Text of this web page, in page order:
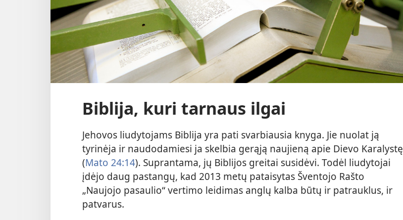
Biblija, kuri tarnaus ilgai
Jehovos liudytojams Biblija yra pati svarbiausia knyga. Jie nuolat ją
tyrinėja ir naudodamiesi ja skelbia gerąją naujieną apie Dievo Karalystę
(Mato 24:14). Suprantama, jų Biblijos greitai susidėvi. Todėl liudytojai
įdėjo daug pastangų, kad 2013 metų pataisytas Šventojo Rašto
„Naujojo pasaulio“ vertimo leidimas anglų kalba būtų ir patrauklus, ir
patvarus.